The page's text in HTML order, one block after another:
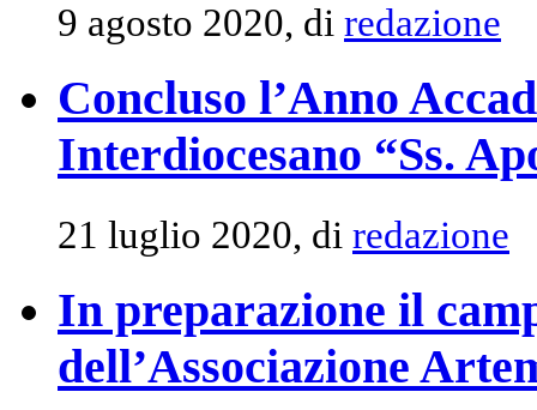
9 agosto 2020, di redazione
Concluso l’Anno
Interdiocesano “Ss.
21 luglio 2020, di redazione
In preparazione il
dell’Associazione